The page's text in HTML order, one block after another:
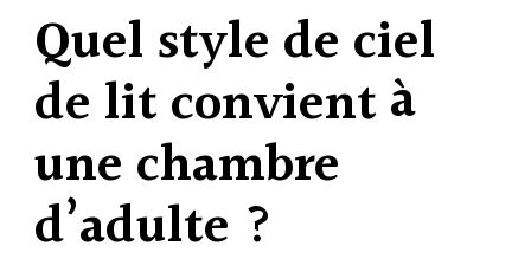
Quel style de ciel
de lit convient à
une chambre
d’adulte ?